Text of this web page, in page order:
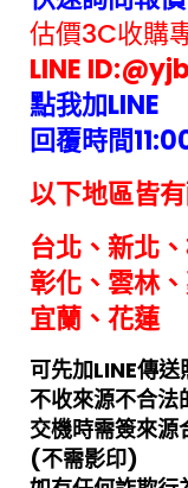
估價3C收購
LINE
點我加LINE
回覆時間
以下地區皆
台北、新北
彰化、雲林
宜蘭、花蓮
可先加LINE傳
不收來源不合法
交機時需簽來源
(不需影印)